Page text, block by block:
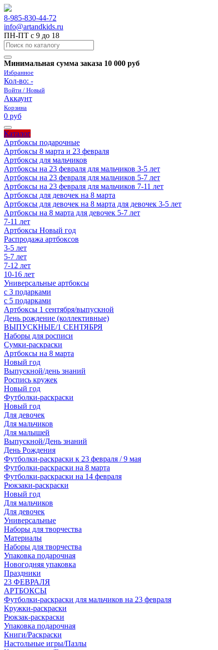
8-985-830-44-72
info@artandkids.ru
ПН-ПТ с 9 до 18
Минимальная сумма заказа 10 000 руб
Избранное
Кол-во: -
Войти / Новый
Аккаунт
Корзина
0 руб
Каталог
Артбоксы подарочные
Артбоксы 8 марта и 23 февраля
Артбоксы для мальчиков
Артбоксы на 23 февраля для мальчиков 3-5 лет
Артбоксы на 23 февраля для мальчиков 5-7 лет
Артбоксы на 23 февраля для мальчиков 7-11 лет
Артбоксы для девочек на 8 марта
Артбоксы для девочек на 8 марта для девочек 3-5 лет
Артбоксы на 8 марта для девочек 5-7 лет
7-11 лет
Артбоксы Новый год
Распродажа артбоксов
3-5 лет
5-7 лет
7-12 лет
10-16 лет
Универсальные артбоксы
с 3 подарками
с 5 подарками
Артбоксы 1 сентября/выпускной
День рождение (коллективные)
ВЫПУСКНЫЕ/1 СЕНТЯБРЯ
Наборы для росписи
Сумки-раскраски
Артбоксы на 8 марта
Новый год
Выпускной/день знаний
Роспись кружек
Новый год
Футболки-раскраски
Новый год
Для девочек
Для мальчиков
Для малышей
Выпускной/День знаний
День Рождения
Футболки-раскраски к 23 февраля / 9 мая
Футболки-раскраски на 8 марта
Футболки-раскраски на 14 февраля
Рюкзаки-раскраски
Новый год
Для мальчиков
Для девочек
Универсальные
Наборы для творчества
Материалы
Наборы для творчества
Упаковка подарочная
Новогодняя упаковка
Праздники
23 ФЕВРАЛЯ
АРТБОКСЫ
Футболки-раскраски для мальчиков на 23 февраля
Кружки-раскраски
Рюкзак-раскраски
Упаковка подарочная
Книги/Раскраски
Настольные игры/Пазлы